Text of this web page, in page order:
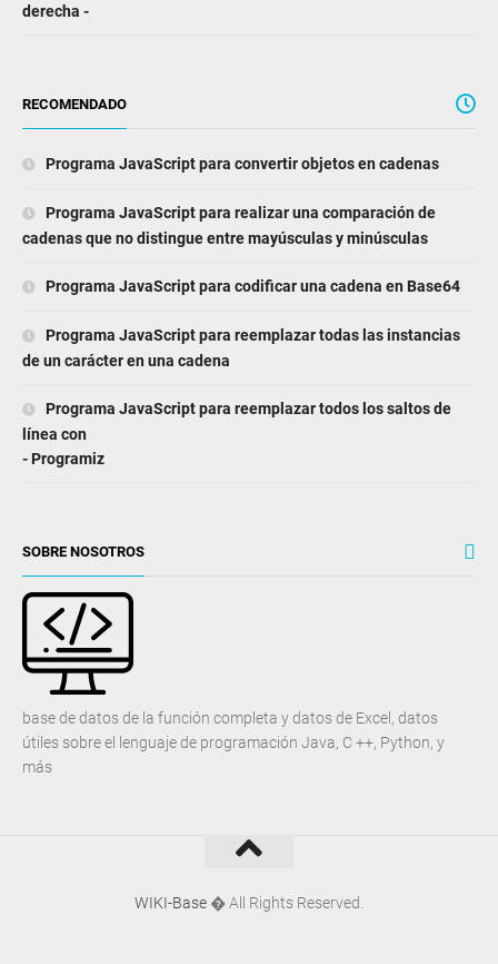
derecha -
RECOMENDADO
Programa JavaScript para convertir objetos en cadenas
Programa JavaScript para realizar una comparación de
cadenas que no distingue entre mayúsculas y minúsculas
Programa JavaScript para codificar una cadena en Base64
Programa JavaScript para reemplazar todas las instancias
de un carácter en una cadena
Programa JavaScript para reemplazar todos los saltos de
línea con
- Programiz
SOBRE NOSOTROS
base de datos de la función completa y datos de Excel, datos
útiles sobre el lenguaje de programación Java, C ++, Python, y
más
WIKI-Base � All Rights Reserved.